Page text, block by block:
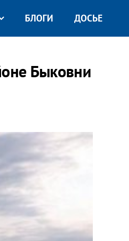
БЛОГИ ДОСЬЕ
Быковни